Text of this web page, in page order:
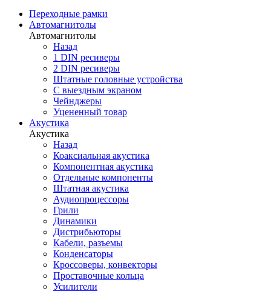
Переходные рамки
Автомагнитолы
Автомагнитолы
Назад
1 DIN ресиверы
2 DIN ресиверы
Штатные головные устройства
С выездным экраном
Чейнджеры
Уцененный товар
Акустика
Акустика
Назад
Коаксиальная акустика
Компонентная акустика
Отдельные компоненты
Штатная акустика
Аудиопроцессоры
Грили
Динамики
Дистрибьюторы
Кабели, разъемы
Конденсаторы
Кроссоверы, конвекторы
Проставочные кольца
Усилители